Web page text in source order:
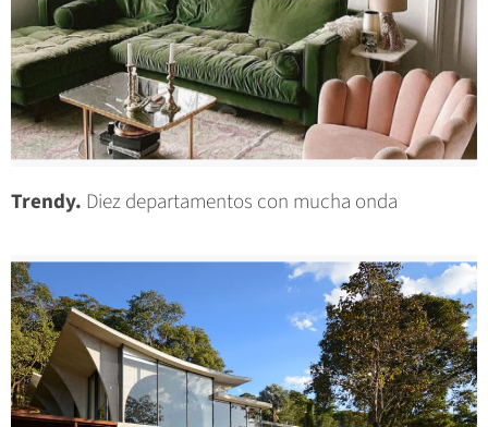
Trendy. Diez departamentos con mucha onda